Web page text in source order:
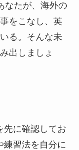
なたが、海外の
をこなし、英
る。そんな未
出しましょ
先に確認してお
練習法を自分に